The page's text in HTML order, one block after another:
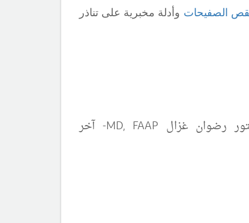
الصفيحات وأدلة مخبرية على تناذر
رضوان غزال MD, FAAP
-آخر